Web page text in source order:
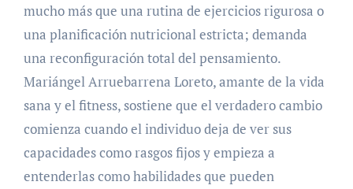
mucho más que una rutina de ejercicios rigurosa o
una planificación nutricional estricta; demanda
una reconfiguración total del pensamiento.
Mariángel Arruebarrena Loreto, amante de la vida
sana y el fitness, sostiene que el verdadero cambio
comienza cuando el individuo deja de ver sus
capacidades como rasgos fijos y empieza a
entenderlas como habilidades que pueden